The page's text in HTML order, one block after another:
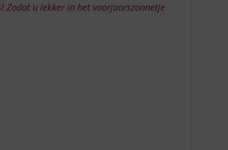
Zodat u lekker in het voorjaarszonnetje